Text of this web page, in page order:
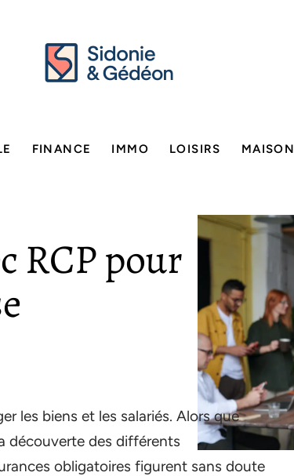
FINANCE IMMO LOISIRS MAISON
RCP pour
les biens et les salariés. Alors que
découverte des différents
obligatoires figurent sans doute